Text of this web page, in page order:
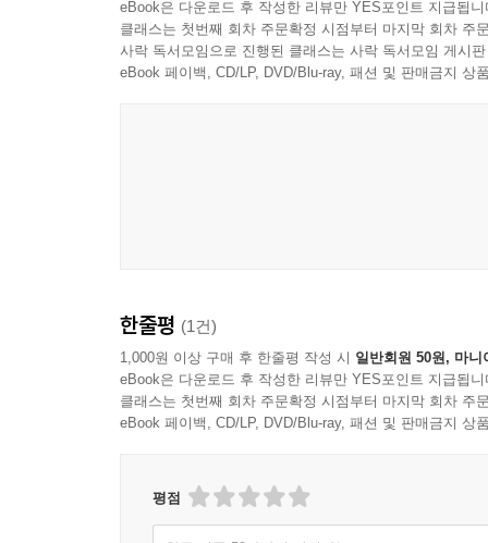
eBook은 다운로드 후 작성한 리뷰만 YES포인트 지급됩니
클래스는 첫번째 회차 주문확정 시점부터 마지막 회차 주
사락 독서모임으로 진행된 클래스는 사락 독서모임 게시
eBook 페이백, CD/LP, DVD/Blu-ray, 패션 및 판매금지 상
한줄평 (1건)
1,000원 이상 구매 후 한줄평 작성 시 일반회원 50원, 마니
eBook은 다운로드 후 작성한 리뷰만 YES포인트 지급됩니
클래스는 첫번째 회차 주문확정 시점부터 마지막 회차 주
eBook 페이백, CD/LP, DVD/Blu-ray, 패션 및 판매금지 상
평점